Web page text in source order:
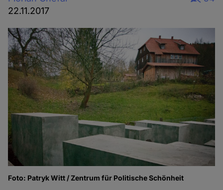
22.11.2017
Foto: Patryk Witt / Zentrum für Politische Schönheit